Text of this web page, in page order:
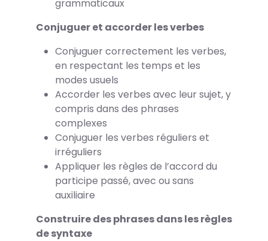
grammaticaux
Conjuguer et accorder les verbes
Conjuguer correctement les verbes,
en respectant les temps et les
modes usuels
Accorder les verbes avec leur sujet, y
compris dans des phrases
complexes
Conjuguer les verbes réguliers et
irréguliers
Appliquer les règles de l’accord du
participe passé, avec ou sans
auxiliaire
Construire des phrases dans les règles
de syntaxe